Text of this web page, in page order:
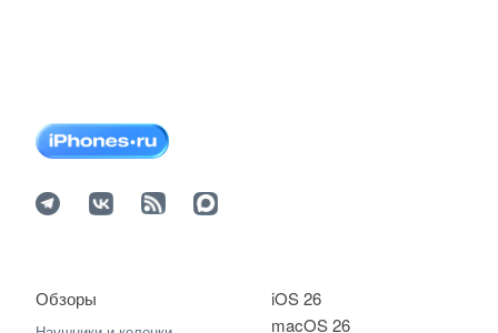
iOS 26
macOS 26
Обзоры